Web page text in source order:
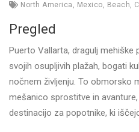
North America , Mexico, Beach,
Pregled
Puerto Vallarta, dragulj mehiške
svojih osupljivih plažah, bogati
nočnem življenju. To obmorsko
mešanico sprostitve in
destinacijo za popotnike, ki